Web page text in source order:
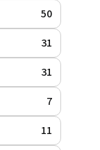
50
31
31
7
11